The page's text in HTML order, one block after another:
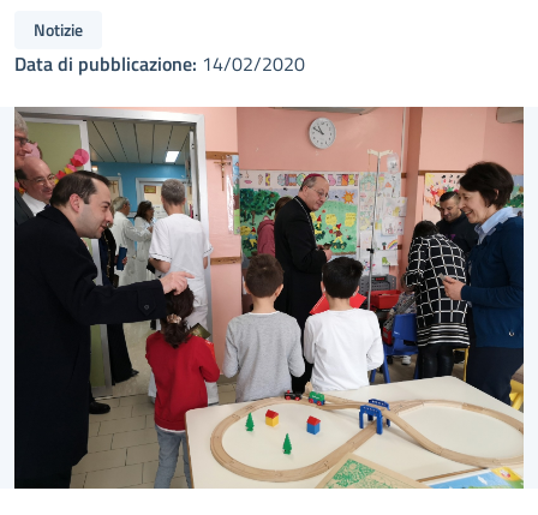
Notizie
Data di pubblicazione: 14/02/2020